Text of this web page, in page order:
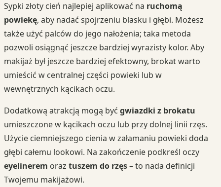
Sypki złoty cień najlepiej aplikować na ruchomą
powiekę, aby nadać spojrzeniu blasku i głębi. Możesz
także użyć palców do jego nałożenia; taka metoda
pozwoli osiągnąć jeszcze bardziej wyrazisty kolor. Aby
makijaż był jeszcze bardziej efektowny, brokat warto
umieścić w centralnej części powieki lub w
wewnętrznych kącikach oczu.
Dodatkową atrakcją mogą być gwiazdki z brokatu
umieszczone w kącikach oczu lub przy dolnej linii rzęs.
Użycie ciemniejszego cienia w załamaniu powieki doda
głębi całemu lookowi. Na zakończenie podkreśl oczy
eyelinerem oraz tuszem do rzęs– to nada definicji
Twojemu makijażowi.